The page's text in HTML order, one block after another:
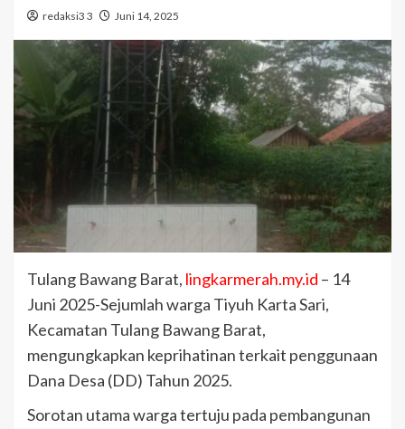
redaksi3 3 Juni 14, 2025
Tulang Bawang Barat, lingkarmerah.my.id – 14
Juni 2025-Sejumlah warga Tiyuh Karta Sari,
Kecamatan Tulang Bawang Barat,
mengungkapkan keprihatinan terkait penggunaan
Dana Desa (DD) Tahun 2025.
Sorotan utama warga tertuju pada pembangunan